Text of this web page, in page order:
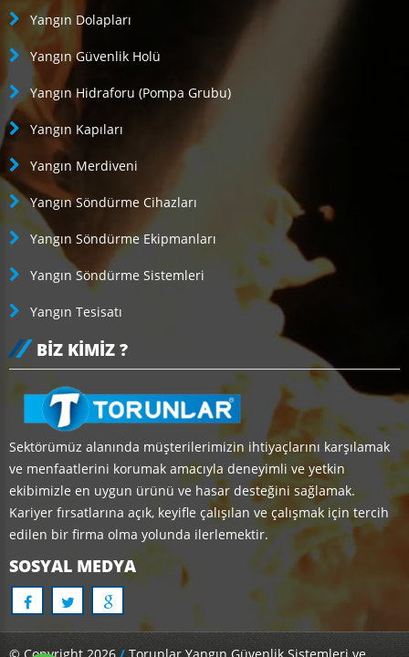
Yangın Dolapları
Yangın Güvenlik Holü
Yangın Hidraforu (Pompa Grubu)
Yangın Kapıları
Yangın Merdiveni
Yangın Söndürme Cihazları
Yangın Söndürme Ekipmanları
Yangın Söndürme Sistemleri
Yangın Tesisatı
BIZ KIMIZ ?
Sektörümüz alanında müşterilerimizin ihtiyaçlarını karşılamak
ve menfaatlerini korumak amacıyla deneyimli ve yetkin
ekibimizle en uygun ürünü ve hasar desteğini sağlamak.
Kariyer fırsatlarına açık, keyifle çalışılan ve çalışmak için tercih
edilen bir firma olma yolunda ilerlemektir.
SOSYAL MEDYA
© Copyright 2026 / Torunlar Yangın Güvenlik Sistemleri ve